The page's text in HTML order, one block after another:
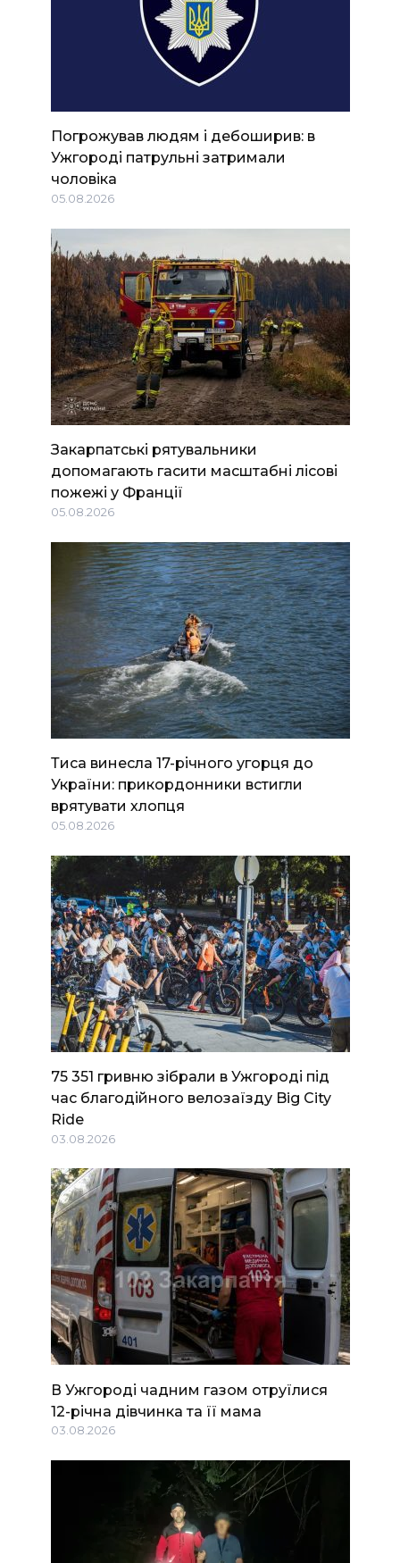
Погрожував людям і дебоширив: в
Ужгороді патрульні затримали
чоловіка
05.08.2026
Закарпатські рятувальники
допомагають гасити масштабні лісові
пожежі у Франції
05.08.2026
Тиса винесла 17-річного угорця до
України: прикордонники встигли
врятувати хлопця
05.08.2026
75 351 гривню зібрали в Ужгороді під
час благодійного велозаїзду Big Сity
Ride
03.08.2026
В Ужгороді чадним газом отруїлися
12-річна дівчинка та її мама
03.08.2026